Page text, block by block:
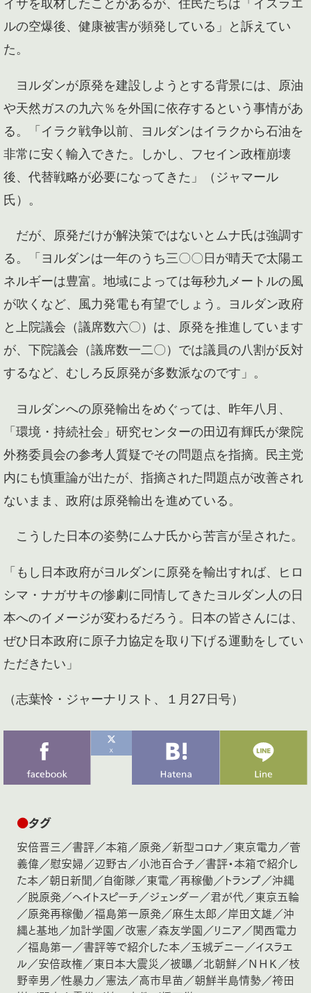
ルの空爆後、健康被害が頻発している」と訴えてい
た。
ヨルダンが原発を建設しようとする背景には、原油
や天然ガスの九六％を外国に依存するという事情があ
る。「イラク戦争以前、ヨルダンはイラクから石油を
非常に安く輸入できた。しかし、フセイン政権崩壊
後、代替戦略が必要になってきた」（ジャマール
氏）。
だが、原発だけが解決策ではないとムナ氏は強調す
る。「ヨルダンは一年のうち三〇〇日が晴天で太陽エ
ネルギーは豊富。地域によっては毎秒九メートルの風
が吹くなど、風力発電も有望でしょう。ヨルダン政府
と上院議会（議席数六〇）は、原発を推進しています
が、下院議会（議席数一二〇）では議員の八割が反対
するなど、むしろ反原発が多数派なのです」。
ヨルダンへの原発輸出をめぐっては、昨年八月、
「環境・持続社会」研究センターの田辺有輝氏が衆院
外務委員会の参考人質疑でその問題点を指摘。民主党
内にも慎重論が出たが、指摘された問題点が改善され
ないまま、政府は原発輸出を進めている。
こうした日本の姿勢にムナ氏から苦言が呈された。
「もし日本政府がヨルダンに原発を輸出すれば、ヒロ
シマ・ナガサキの惨劇に同情してきたヨルダン人の日
本へのイメージが変わるだろう。日本の皆さんには、
ぜひ日本政府に原子力協定を取り下げる運動をしてい
ただきたい」
（志葉怜・ジャーナリスト、１月27日号）
●タグ
安倍晋三／書評／本箱／原発／新型コロナ／東京電力／菅
義偉／慰安婦／辺野古／小池百合子／書評・本箱で紹介し
た本／朝日新聞／自衛隊／東電／再稼働／トランプ／沖縄
／脱原発／ヘイトスピーチ／ジェンダー／君が代／東京五輪
／原発再稼働／福島第一原発／麻生太郎／岸田文雄／沖
縄と基地／加計学園／改憲／森友学園／リニア／関西電力
／福島第一／書評等で紹介した本／玉城デニー／イスラエ
ル／安倍政権／東日本大震災／被曝／北朝鮮／ＮＨＫ／枝
野幸男／性暴力／憲法／高市早苗／朝鮮半島情勢／袴田